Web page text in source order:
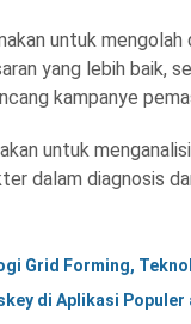
untuk
yang lebih baik,
kampanye
untuk
dalam diagnosis
Grid Forming,
di Aplikasi